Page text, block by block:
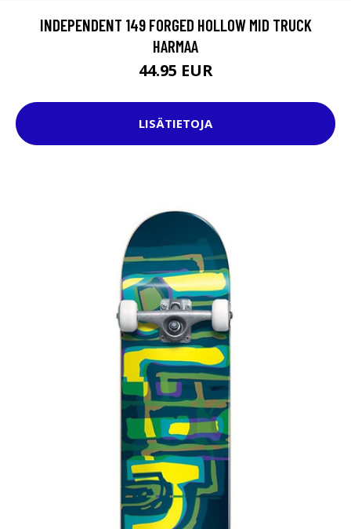
INDEPENDENT 149 FORGED HOLLOW MID TRUCK
HARMAA
44.95 EUR
LISÄTIETOJA